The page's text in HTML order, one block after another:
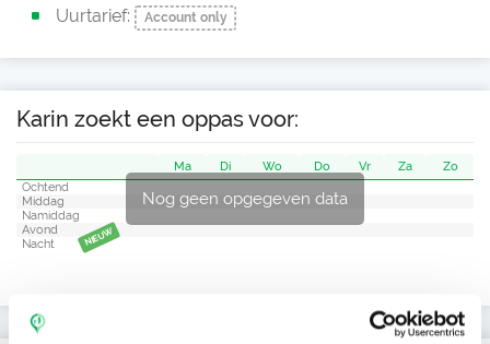
Uurtarief: Account only
Karin zoekt een oppas voor:
Nog geen opgegeven data
Ma Di Wo Do Vr Za
Zo
Ochtend
Middag
Namiddag
Avond
Nacht
NIEUW